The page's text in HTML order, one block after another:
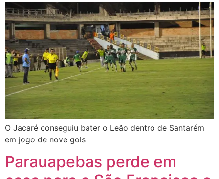
O Jacaré conseguiu bater o Leão dentro de Santarém
em jogo de nove gols
Parauapebas perde em